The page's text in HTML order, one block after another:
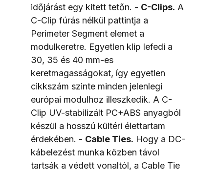
időjárást egy kitett tetőn. - C-Clips. A
C-Clip fúrás nélkül pattintja a
Perimeter Segment elemet a
modulkeretre. Egyetlen klip lefedi a
30, 35 és 40 mm-es
keretmagasságokat, így egyetlen
cikkszám szinte minden jelenlegi
európai modulhoz illeszkedik. A C-
Clip UV-stabilizált PC+ABS anyagból
készül a hosszú kültéri élettartam
érdekében. - Cable Ties. Hogy a DC-
kábelezést munka közben távol
tartsák a védett vonaltól, a Cable Tie